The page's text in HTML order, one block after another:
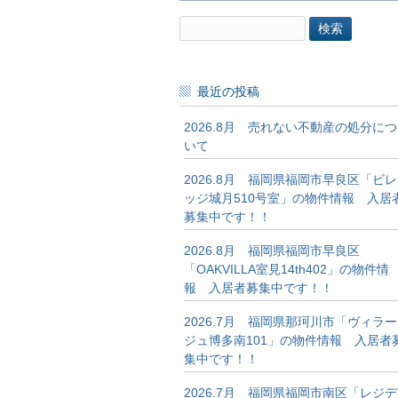
最近の投稿
2026.8月 売れない不動産の処分につ
いて
2026.8月 福岡県福岡市早良区「ビレ
ッジ城月510号室」の物件情報 入居
募集中です！！
2026.8月 福岡県福岡市早良区
「OAKVILLA室見14th402」の物件情
報 入居者募集中です！！
2026.7月 福岡県那珂川市「ヴィラー
ジュ博多南101」の物件情報 入居者
集中です！！
2026.7月 福岡県福岡市南区「レジデ